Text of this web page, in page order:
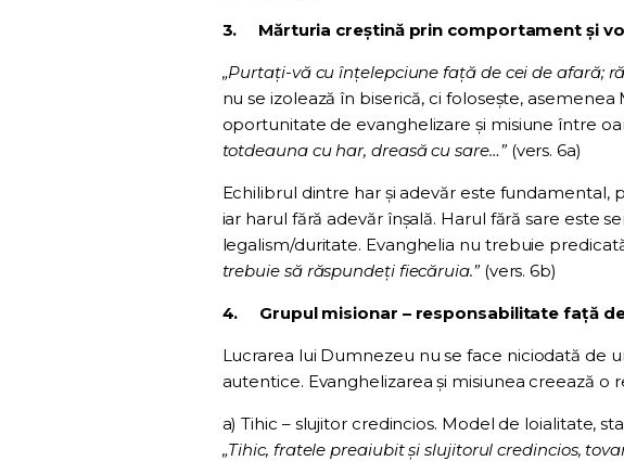
3. Mărturia creștină prin comportament și
„Purtați-vă cu înțelepciune față de cei de afară;
nu se izolează în biserică, ci folosește,
oportunitate de evanghelizare și misiune între
totdeauna cu har, dreasă cu sare…”(vers. 6a)
Echilibrul dintre har și adevăr este fundamental,
iar harul fără adevăr înșală. Harul fără sare este
legalism/duritate. Evanghelia nu trebuie
trebuie să răspundeți fiecăruia.”(vers. 6b)
4. Grupul misionar – responsabilitate față de
Lucrarea lui Dumnezeu nu se face niciodată de
autentice. Evanghelizarea și misiunea creează o
a) Tihic – slujitor credincios. Model de loialitate,
„Tihic, fratele preaiubit și slujitorul credincios,